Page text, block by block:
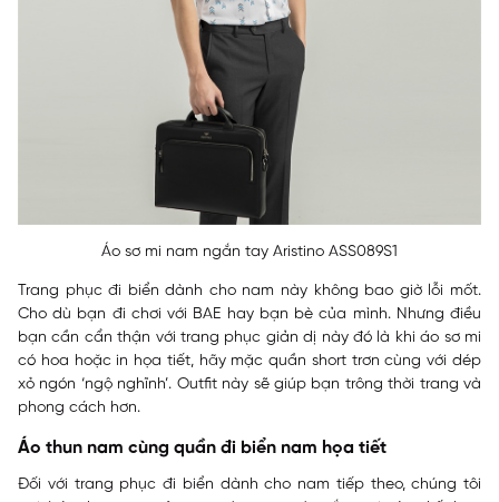
Áo sơ mi nam ngắn tay Aristino ASS089S1
Trang phục đi biển dành cho nam này không bao giờ lỗi mốt.
Cho dù bạn đi chơi với BAE hay bạn bè của mình. Nhưng điều
bạn cần cẩn thận với trang phục giản dị này đó là khi áo sơ mi
có hoa hoặc in họa tiết, hãy mặc quần short trơn cùng với dép
xỏ ngón ‘ngộ nghĩnh’. Outfit này sẽ giúp bạn trông thời trang và
phong cách hơn.
Áo thun nam cùng quần đi biển nam họa tiết
Đối với trang phục đi biển dành cho nam tiếp theo, chúng tôi